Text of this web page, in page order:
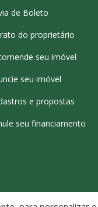
de Boleto
do proprietário
seu imóvel
seu imóvel
e propostas
seu financiamento